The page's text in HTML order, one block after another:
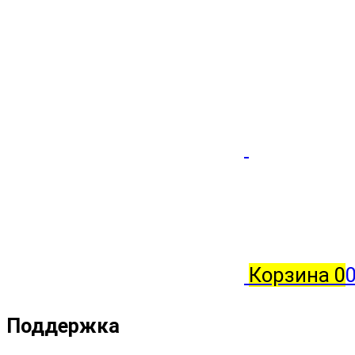
Корзина 0
Поддержка